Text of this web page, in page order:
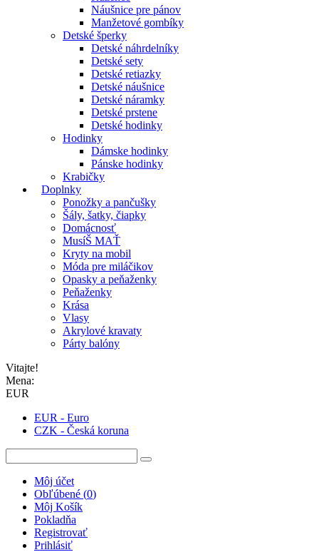
Náušnice pre pánov
Manžetové gombíky
Detské šperky
Detské náhrdelníky
Detské sety
Detské retiazky
Detské náušnice
Detské náramky
Detské prstene
Detské hodinky
Hodinky
Dámske hodinky
Pánske hodinky
Krabičky
Doplnky
Ponožky a pančušky
Šály, šatky, čiapky
Domácnosť
MusíŠ MAŤ
Kryty na mobil
Móda pre miláčikov
Opasky a peňaženky
Peňaženky
Krása
Vlasy
Akrylové kravaty
Párty balóny
Vitajte!
Mena:
EUR
EUR - Euro
CZK - Česká koruna
Môj účet
Obľúbené (0)
Môj Košík
Pokladňa
Registrovať
Prihlásiť